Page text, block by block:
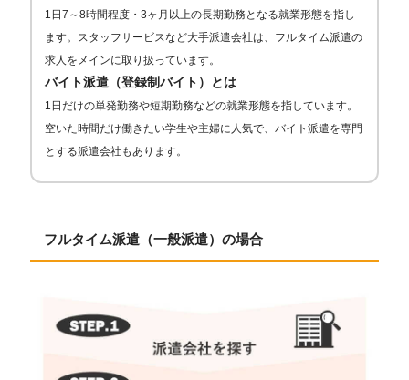
1日7～8時間程度・3ヶ月以上の長期勤務となる就業形態を指し
ます。スタッフサービスなど大手派遣会社は、フルタイム派遣の
求人をメインに取り扱っています。
バイト派遣（登録制バイト）とは
1日だけの単発勤務や短期勤務などの就業形態を指しています。
空いた時間だけ働きたい学生や主婦に人気で、バイト派遣を専門
とする派遣会社もあります。
フルタイム派遣（一般派遣）の場合